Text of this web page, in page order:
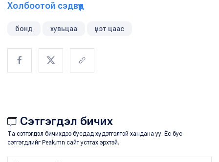
Холбоотой сэдвүүд
бонд хувьцаа үнэт цаас
Сэтгэгдэл бичих
Та сэтгэгдэл бичихдээ бусдад хүндэтгэлтэй хандана уу. Ёс бус
сэтгэгдлийг Peak.mn сайт устгах эрхтэй.